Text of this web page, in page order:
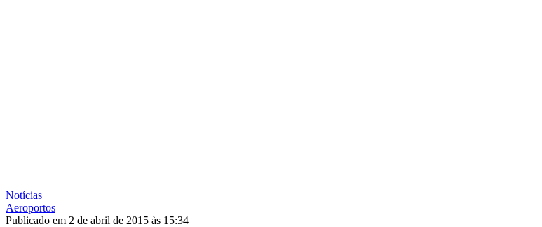
Notícias
Aeroportos
Publicado em 2 de abril de 2015 às 15:34